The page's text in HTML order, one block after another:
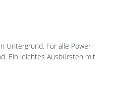
Untergrund. Für alle Power-
Ein leichtes Ausbürsten mit